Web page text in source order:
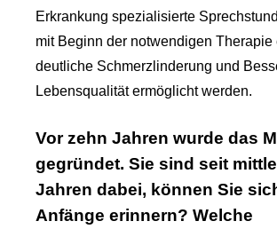
Erkrankung spezialisierte
mit Beginn der notwendigen Therapie
deutliche Schmerzlinderung und
Lebensqualität ermöglicht werden.
Vor zehn Jahren wurde das
gegründet. Sie sind seit
Jahren dabei, können Sie
Anfänge erinnern? Welche